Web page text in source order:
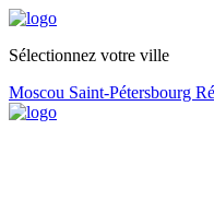
Sélectionnez votre ville
Moscou Saint-Pétersbourg